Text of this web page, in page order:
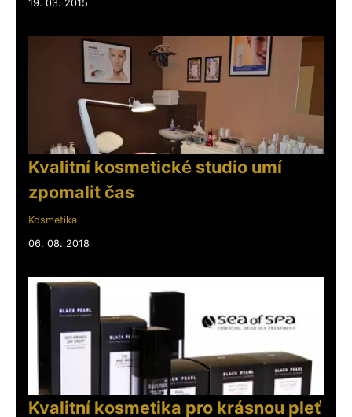
19. 03. 2015
Kvalitní kosmetické studio umí
zpomalit čas
Kosmetika
06. 08. 2018
Kvalitní kosmetika pro krásnou pleť